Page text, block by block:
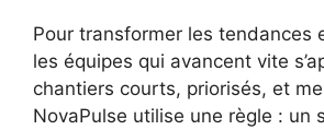
Pour transformer les tendances
les équipes qui avancent vite
chantiers courts, priorisés, et
NovaPulse utilise une règle : un